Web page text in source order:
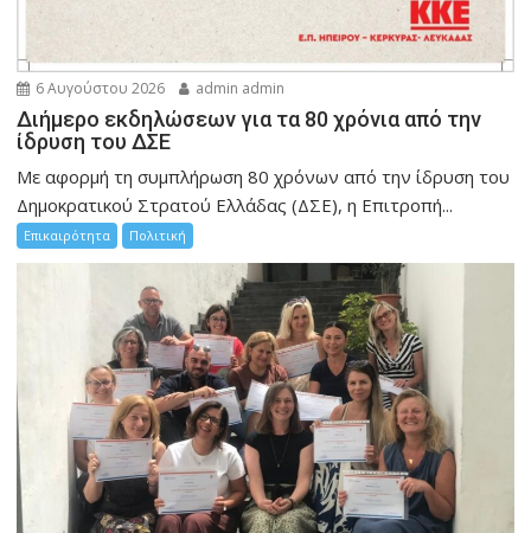
6 Αυγούστου 2026 admin admin
Διήμερο εκδηλώσεων για τα 80 χρόνια από την
ίδρυση του ΔΣΕ
Με αφορμή τη συμπλήρωση 80 χρόνων από την ίδρυση του
Δημοκρατικού Στρατού Ελλάδας (ΔΣΕ), η Επιτροπή...
Επικαιρότητα Πολιτική